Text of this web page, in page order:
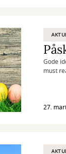
Gode
must
27.